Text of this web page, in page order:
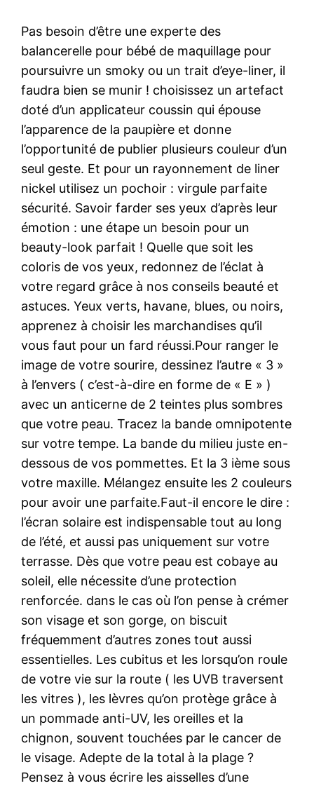
Pas besoin d’être une experte des
balancerelle pour bébé de maquillage pour
poursuivre un smoky ou un trait d’eye-liner, il
faudra bien se munir ! choisissez un artefact
doté d’un applicateur coussin qui épouse
l’apparence de la paupière et donne
l’opportunité de publier plusieurs couleur d’un
seul geste. Et pour un rayonnement de liner
nickel utilisez un pochoir : virgule parfaite
sécurité. Savoir farder ses yeux d’après leur
émotion : une étape un besoin pour un
beauty-look parfait ! Quelle que soit les
coloris de vos yeux, redonnez de l’éclat à
votre regard grâce à nos conseils beauté et
astuces. Yeux verts, havane, blues, ou noirs,
apprenez à choisir les marchandises qu’il
vous faut pour un fard réussi.Pour ranger le
image de votre sourire, dessinez l’autre « 3 »
à l’envers ( c’est-à-dire en forme de « E » )
avec un anticerne de 2 teintes plus sombres
que votre peau. Tracez la bande omnipotente
sur votre tempe. La bande du milieu juste en-
dessous de vos pommettes. Et la 3 ième sous
votre maxille. Mélangez ensuite les 2 couleurs
pour avoir une parfaite.Faut-il encore le dire :
l’écran solaire est indispensable tout au long
de l’été, et aussi pas uniquement sur votre
terrasse. Dès que votre peau est cobaye au
soleil, elle nécessite d’une protection
renforcée. dans le cas où l’on pense à crémer
son visage et son gorge, on biscuit
fréquemment d’autres zones tout aussi
essentielles. Les cubitus et les lorsqu’on roule
de votre vie sur la route ( les UVB traversent
les vitres ), les lèvres qu’on protège grâce à
un pommade anti-UV, les oreilles et la
chignon, souvent touchées par le cancer de
le visage. Adepte de la total à la plage ?
Pensez à vous écrire les aisselles d’une